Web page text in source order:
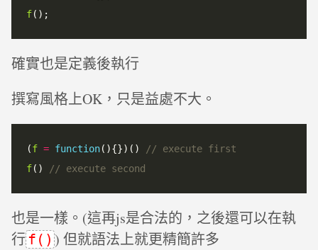
f
確實也是定義後執行
撰寫風格上OK，只是益處不大。
(f = function(){})()
f()
也是一樣。(這再js是合法的，之後還可以在執
行 f() ) 但就語法上就更精簡許多